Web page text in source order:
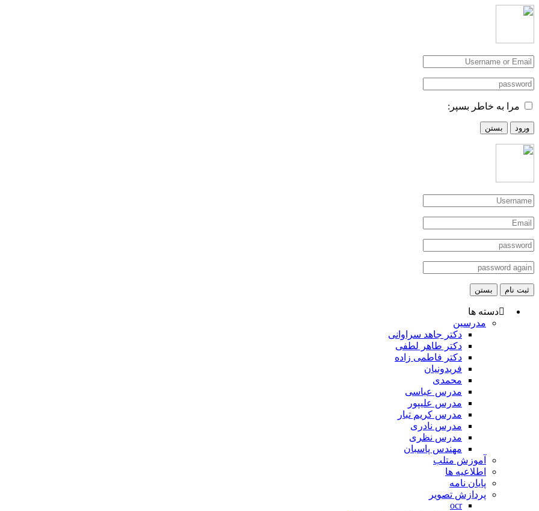
مرا به خاطر بسپر:
ورود بستن
ثبت نام بستن
دسته ها
مدرسین
دکتر جاهد سراوانی
دکتر طاهر لطفی
دکتر فاطمی زاده
فریدونیان
محمدی
مدرس عباسی
مدرس علیپور
مدرس کریم تبار
مدرس نادری
مدرس نظری
مهندس پاسبان
آموزش متلب
اطلاعیه ها
پایان نامه
پردازش تصویر
ocr